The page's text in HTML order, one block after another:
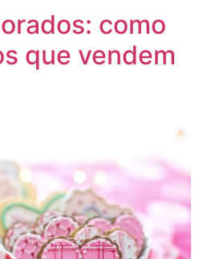
como
que vendem